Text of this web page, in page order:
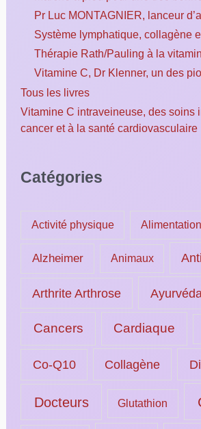
Pr Luc MONTAGNIER, lanceur
Système lymphatique, collagène
Thérapie Rath/Pauling à la
Vitamine C, Dr Klenner, un des
Tous les livres
Vitamine C intraveineuse, des soins
cancer et à la santé cardiovasculaire
Catégories
Activité physique Alimentation
Alzheimer Animaux
Arthrite Arthrose Ayurvéda
Cancers Cardiaque
Co-Q10 Collagène
Docteurs Glutathion